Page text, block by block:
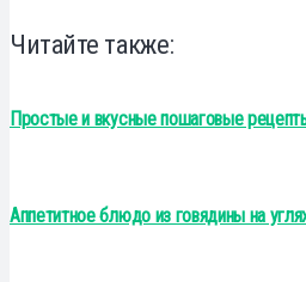
Читайте также:
Простые и вкусные пошаговые
Аппетитное блюдо из говядины на